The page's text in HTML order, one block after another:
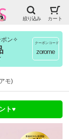
絞り込み カート
ポン✧
クーポンコード
zorome
モ)
ト♥